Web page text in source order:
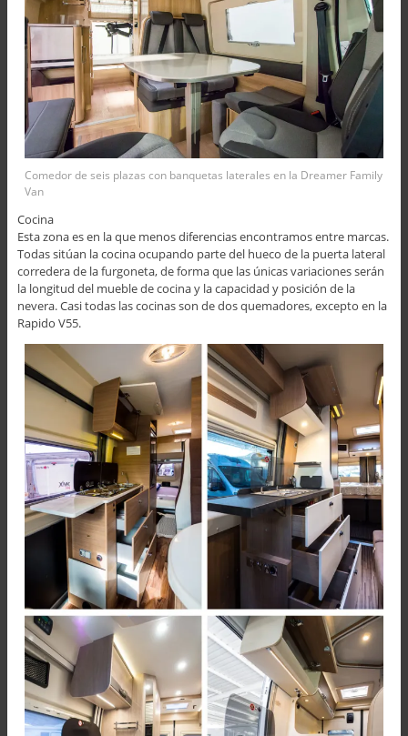
Comedor de seis plazas con banquetas laterales en la Dreamer Family
Van
Cocina
Esta zona es en la que menos diferencias encontramos entre marcas.
Todas sitúan la cocina ocupando parte del hueco de la puerta lateral
corredera de la furgoneta, de forma que las únicas variaciones serán
la longitud del mueble de cocina y la capacidad y posición de la
nevera. Casi todas las cocinas son de dos quemadores, excepto en la
Rapido V55.